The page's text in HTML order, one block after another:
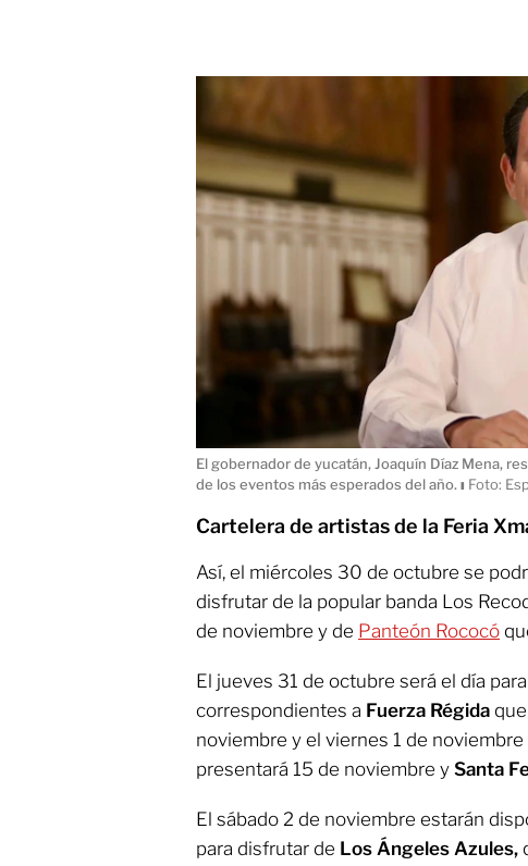
El gobernador de yucatán, Joaquín Díaz Mena,
de los eventos más esperados del año. ı Foto:
Cartelera de artistas de la Feria
Así, el miércoles 30 de octubre se
disfrutar de la popular banda Los
de noviembre y de Panteón Rococó
El jueves 31 de octubre será el día
correspondientes a Fuerza Régida
noviembre y el viernes 1 de noviembre
presentará 15 de noviembre y Santa
El sábado 2 de noviembre estarán
para disfrutar de Los Ángeles Azules,